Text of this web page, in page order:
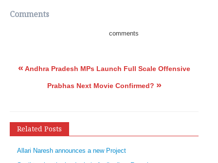
Comments
comments
« Andhra Pradesh MPs Launch Full Scale Offensive
Prabhas Next Movie Confirmed? »
Related Posts
Allari Naresh announces a new Project